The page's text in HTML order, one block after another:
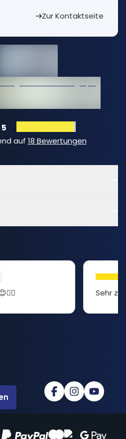
Zur Kontaktseite
5
auf 18 Bewertungen
Sehr